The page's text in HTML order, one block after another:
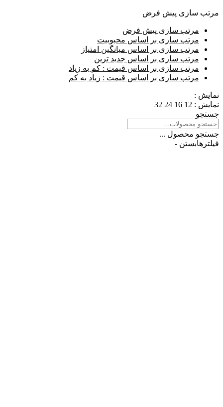
مرتب سازی پیش فرض
مرتب سازی پیش فرض
مرتب سازی بر اساس محبوبیت
مرتب سازی بر اساس میانگین امتیاز
مرتب سازی بر اساس جدید ترین
مرتب سازی بر اساس قیمت : کم به زیاد
مرتب سازی بر اساس قیمت : زیاد به کم
نمایش :
نمایش : 12
16
24
32
جستجو
جستجو محصول ...
فیلترهابستن -